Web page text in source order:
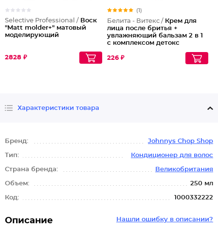
Selective Professional / Воск
"Matt molder+" матовый
моделирующий
2828 ₽
(1)
Белита - Витекс / Крем для
лица после бритья +
увлажняющий бальзам 2 в 1
с комплексом детокс
226 ₽
Характеристики товара
Бренд: Johnnys Chop Shop
Тип: Кондиционер для волос
Страна бренда: Великобритания
Объем: 250 мл
Код: 1000332222
Нашли ошибку в описании?
Описание